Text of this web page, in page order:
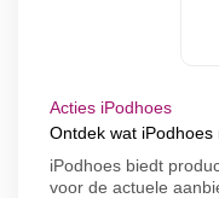
Acties iPodhoes
Ontdek wat
iPodhoes biedt
voor de actuele